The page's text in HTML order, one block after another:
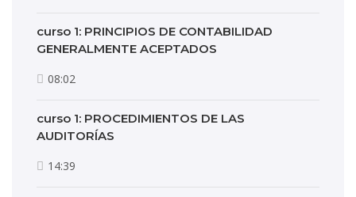
curso 1: PRINCIPIOS DE CONTABILIDAD
GENERALMENTE ACEPTADOS
08:02
curso 1: PROCEDIMIENTOS DE LAS
AUDITORÍAS
14:39